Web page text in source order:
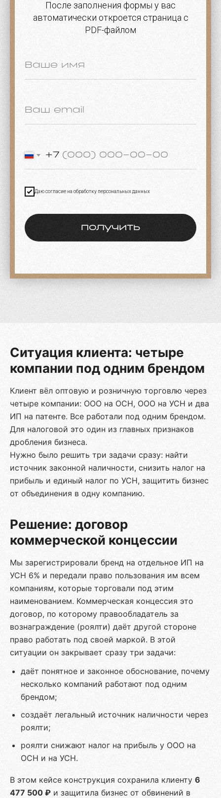
После заполнения формы у вас
автоматически откроется страница с
PDF-файлом
+7
Даю согласие на обработку персональных данных
получить
Ситуация клиента: четыре
компании под одним брендом
Клиент вёл оптовую и розничную торговлю через
четыре компании: ООО на ОСН, ООО на УСН и два
ИП на патенте. Все работали под одним брендом.
Для налоговой это один из главных признаков
дробления бизнеса.
Нужно было решить три задачи сразу: найти
источник законной наличности, снизить налог на
прибыль и единый налог по УСН, защитить бизнес
от объединения в одну компанию.
Решение: договор
коммерческой концессии
Мы зарегистрировали бренд на отдельное ИП на
УСН 6% и передали право пользования им всем
компаниям, которые торговали под этим
наименованием. Коммерческая концессия это
договор, по которому правообладатель за
вознаграждение (роялти) даёт другой стороне
право работать под своей маркой. В этой
ситуации он закрывает сразу три задачи:
даёт понятное и законное обоснование, почему
несколько компаний работают под одним
брендом;
создаёт легальный источник наличности через
роялти;
роялти снижают налог на прибыль у ООО на
ОСН и на УСН.
В этом кейсе конструкция сохранила клиенту 6
477 500 ₽ и защитила бизнес от обвинений в